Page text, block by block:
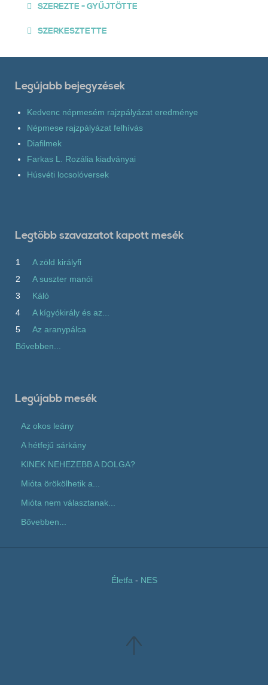
SZEREZTE - GYŰJTÖTTE
SZERKESZTETTE
Legújabb bejegyzések
Kedvenc népmesém rajzpályázat eredménye
Népmese rajzpályázat felhívás
Diafilmek
Farkas L. Rozália kiadványai
Húsvéti locsolóversek
Legtöbb szavazatot kapott mesék
1
A zöld királyfi
2
A suszter manói
3
Káló
4
A kígyókirály és az...
5
Az aranypálca
Bővebben...
Legújabb mesék
Az okos leány
A hétfejű sárkány
KINEK NEHEZEBB A DOLGA?
Mióta örökölhetik a...
Mióta nem választanak...
Bővebben...
Életfa - NES